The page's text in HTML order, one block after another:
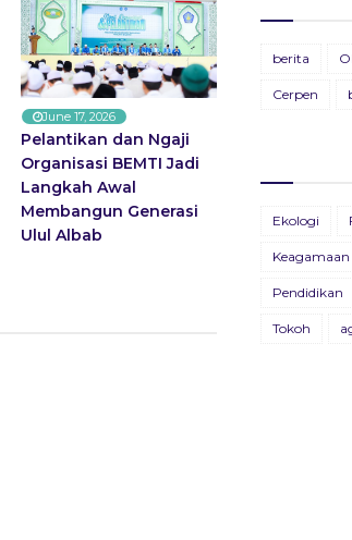
June 17, 2026
Pelantikan dan Ngaji
Organisasi BEMTI Jadi
Langkah Awal
Membangun Generasi
Ulul Albab
berita
Cerpen
Ekologi
Keagamaan
Pendidikan
Tokoh